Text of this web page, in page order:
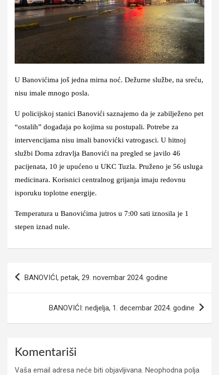
U Banovićima još jedna mirna noć. Dežurne službe, na sreću,
nisu imale mnogo posla.
U policijskoj stanici Banovići saznajemo da je zabilježeno pet
“ostalih” događaja po kojima su postupali. Potrebe za
intervencijama nisu imali banovićki vatrogasci. U hitnoj
službi Doma zdravlja Banovići na pregled se javilo 46
pacijenata, 10 je upućeno u UKC Tuzla. Pruženo je 56 usluga
medicinara. Korisnici centralnog grijanja imaju redovnu
isporuku toplotne energije.
Temperatura u Banovićima jutros u 7:00 sati iznosila je 1
stepen iznad nule.
BANOVIĆI, petak, 29. novembar 2024. godine
BANOVIĆI: nedjelja, 1. decembar 2024. godine
Komentariši
Vaša email adresa neće biti objavljivana. Neophodna polja